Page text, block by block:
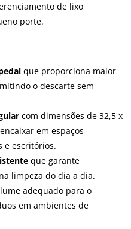
de lixo
porte.
que proporciona maior
o descarte sem
com dimensões de 32,5 x
em espaços
e escritórios.
que garante
limpeza do dia a dia.
adequado para o
em ambientes de